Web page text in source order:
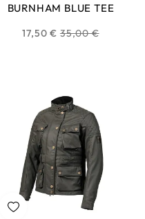
BURNHAM BLUE TEE
17,50 € Prix
35,00 €